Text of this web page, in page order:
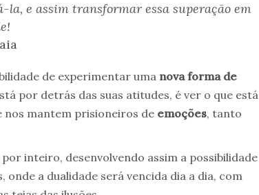
e assim transformar essa superação em
de experimentar uma nova forma de
por detrás das suas atitudes, é ver o que está
nos mantem prisioneiros de emoções, tanto
inteiro, desenvolvendo assim a possibilidade
a dualidade será vencida dia a dia, com